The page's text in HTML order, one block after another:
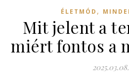
ÉLETMÓD ,
Mit jelent a
miért fontos a
2025.03.08.